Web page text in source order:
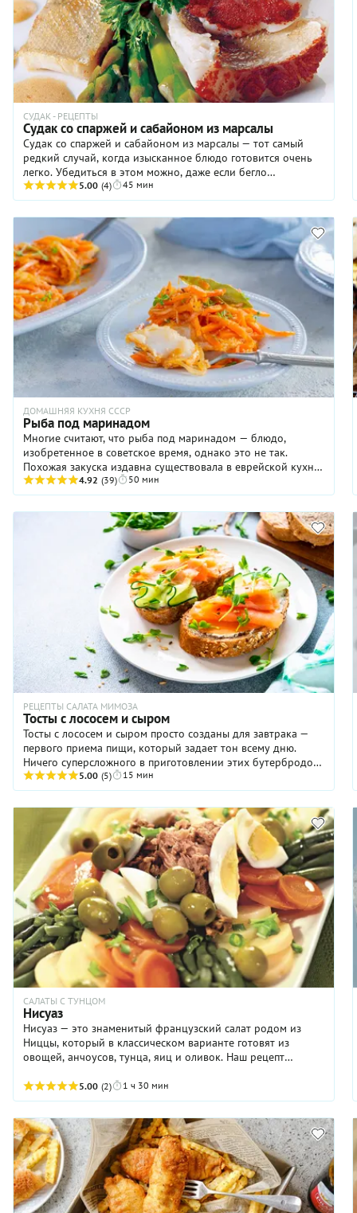
СУДАК - РЕЦЕПТЫ
Судак со спаржей и сабайоном из марсалы
Судак со спаржей и сабайоном из марсалы — тот самый
редкий случай, когда изысканное блюдо готовится очень
легко. Убедиться в этом можно, даже если бегло
пробежаться глазами по рецепту. Рыбу надо просто
обжарить, зеленую спаржу — быстро отварить в
подсоленной воде. Ну а утонченный вкус блюду придаст
особенный соус на основе сладкого белого вина. Кстати,
выглядит оно очень живописно — и все благодаря красной
кромке из молотой паприки на кусках рыбы. То есть, яркие
впечатления, причем не только вкусовые, мы вам
гарантируем!
5.00 (4) 45 мин
ДОМАШНЯЯ КУХНЯ СССР
Рыба под маринадом
Многие считают, что рыба под маринадом — блюдо,
изобретенное в советское время, однако это не так.
Похожая закуска издавна существовала в еврейской кухне,
а в русских поваренных книгах рецепт появился уже в XIX
веке. Правда, маринад в то время делали «белый», то есть,
без томатной пасты, но идея рецепта была той же: рыба
должна пропитаться вкусом и ароматами овощей,
тушенных с уксусом и специями. Получалось вкусно!
Кстати, очень часто такую закуску готовили накануне
торжества, чтоб вкус стал максимально насыщенным. В
советское время это недорогое блюдо решало сразу
несколько задач: украшало стол, вносило разнообразие в
меню и позволяло нивелировать не слишком
выразительный вкус рыбы, имеющейся на прилавках в
эпоху вечного дефицита, за счет пикантного маринада.
4.92 (39) 50 мин
РЕЦЕПТЫ САЛАТА МИМОЗА
Тосты с лососем и сыром
Тосты с лососем и сыром просто созданы для завтрака —
первого приема пищи, который задает тон всему дню.
Ничего суперсложного в приготовлении этих бутербродов
нет, и наш рецепт — лучшее тому доказательство. Хлеб
можно взять любой, в том числе обычный тостовый, но
будет лучше, если он будет полезным, цельнозерновым.
Творожный сыр тоже берите тот, что вам нравится. И
непременно нарезайте рыбу и огурцы очень тонко. Во-
первых, так вкуснее, во-вторых, благодаря этому тосты
будут выглядеть невероятно эстетично.
5.00 (5) 15 мин
САЛАТЫ С ТУНЦОМ
Нисуаз
Нисуаз — это знаменитый французский салат родом из
Ниццы, который в классическом варианте готовят из
овощей, анчоусов, тунца, яиц и оливок. Наш рецепт
отварные картофель с морковью, и зеленая фасоль, и яйца,
и консервированный тунец, и черные оливки. Заправка —
только оливковое масло с винным уксусом (никакого
майонеза!). Ингредиенты не смешиваются, а
выкладываются отдельными горками — так салат выглядит
нарядно, а каждый гость может собрать свою идеальную
порцию.
5.00 (2) 1 ч 30 мин